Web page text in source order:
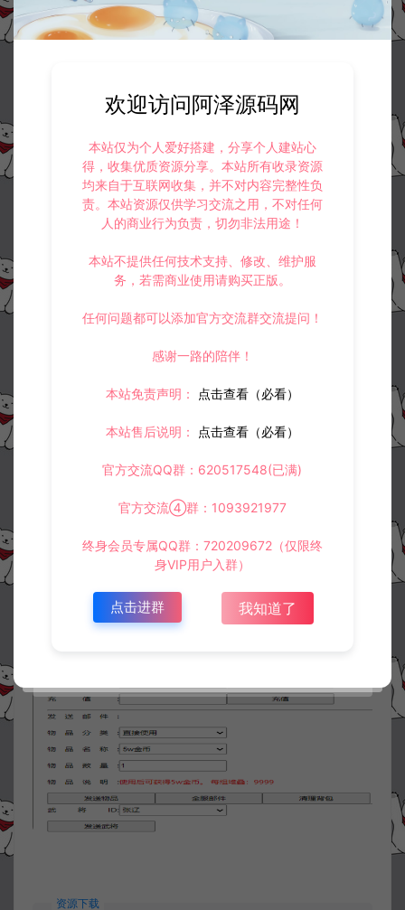
资源下载
欢迎访问阿泽源码网
本站仅为个人爱好搭建，分享个人建站心
得，收集优质资源分享。本站所有收录资源
均来自于互联网收集，并不对内容完整性负
责。本站资源仅供学习交流之用，不对任何
人的商业行为负责，切勿非法用途！
本站不提供任何技术支持、修改、维护服
务，若需商业使用请购买正版。
任何问题都可以添加官方交流群交流提问！
感谢一路的陪伴！
本站免责声明： 点击查看（必看）
本站售后说明： 点击查看（必看）
官方交流QQ群：620517548(已满)
官方交流④群：1093921977
终身会员专属QQ群：720209672（仅限终
身VIP用户入群）
点击进群 我知道了